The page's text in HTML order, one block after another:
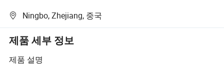
Ningbo, Zhejiang, 중국
제품 세부 정보
제품 설명